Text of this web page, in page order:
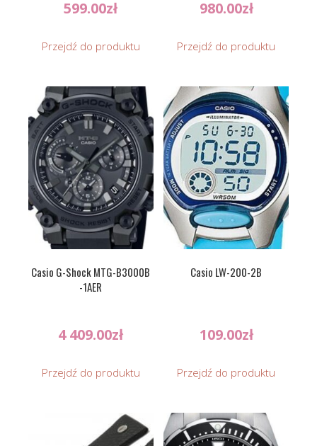
599.00zł
Przejdź do produktu
980.00zł
Przejdź do produktu
Casio G-Shock MTG-B3000B
-1AER
4 409.00zł
Przejdź do produktu
Casio LW-200-2B
109.00zł
Przejdź do produktu